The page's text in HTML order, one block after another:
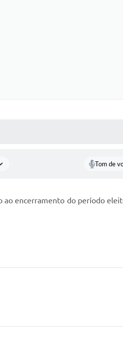
Tom de
encerramento do período